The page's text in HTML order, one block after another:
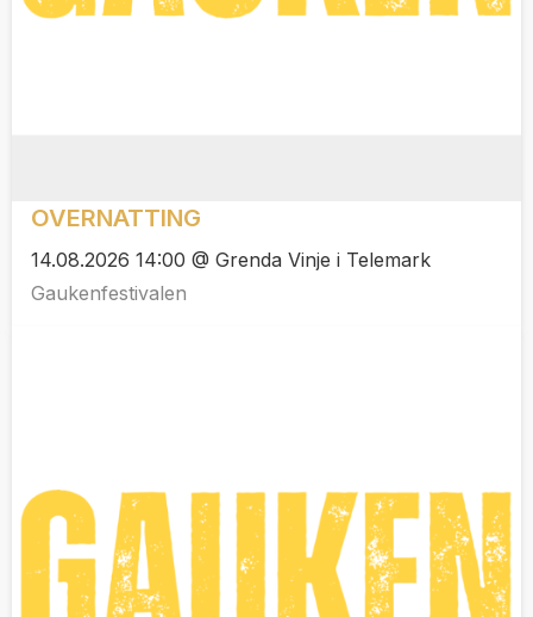
OVERNATTING
14.08.2026 14:00 @ Grenda Vinje i Telemark
Gaukenfestivalen